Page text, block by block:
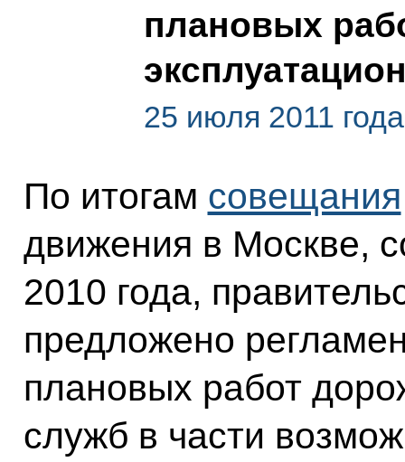
плановых
25 июля 2011 года
По итогам совещания
движения в Москве,
2010 года,
предложено
плановых работ
служб в части